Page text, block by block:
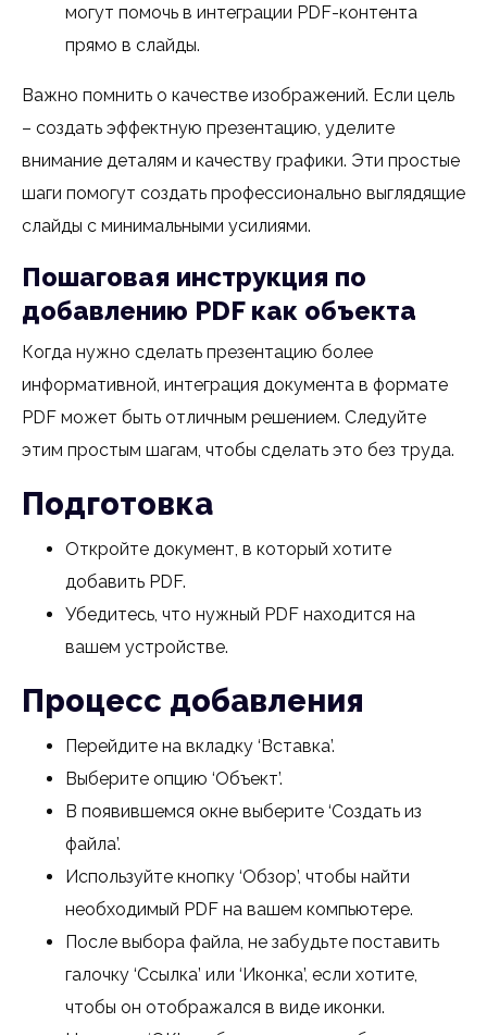
могут помочь в интеграции PDF-контента
прямо в слайды.
Важно помнить о качестве изображений. Если цель
– создать эффектную презентацию, уделите
внимание деталям и качеству графики. Эти простые
шаги помогут создать профессионально выглядящие
слайды с минимальными усилиями.
Пошаговая инструкция по
добавлению PDF как объекта
Когда нужно сделать презентацию более
информативной, интеграция документа в формате
PDF может быть отличным решением. Следуйте
этим простым шагам, чтобы сделать это без труда.
Подготовка
Откройте документ, в который хотите
добавить PDF.
Убедитесь, что нужный PDF находится на
вашем устройстве.
Процесс добавления
Перейдите на вкладку ‘Вставка’.
Выберите опцию ‘Объект’.
В появившемся окне выберите ‘Создать из
файла’.
Используйте кнопку ‘Обзор’, чтобы найти
необходимый PDF на вашем компьютере.
После выбора файла, не забудьте поставить
галочку ‘Ссылка’ или ‘Иконка’, если хотите,
чтобы он отображался в виде иконки.